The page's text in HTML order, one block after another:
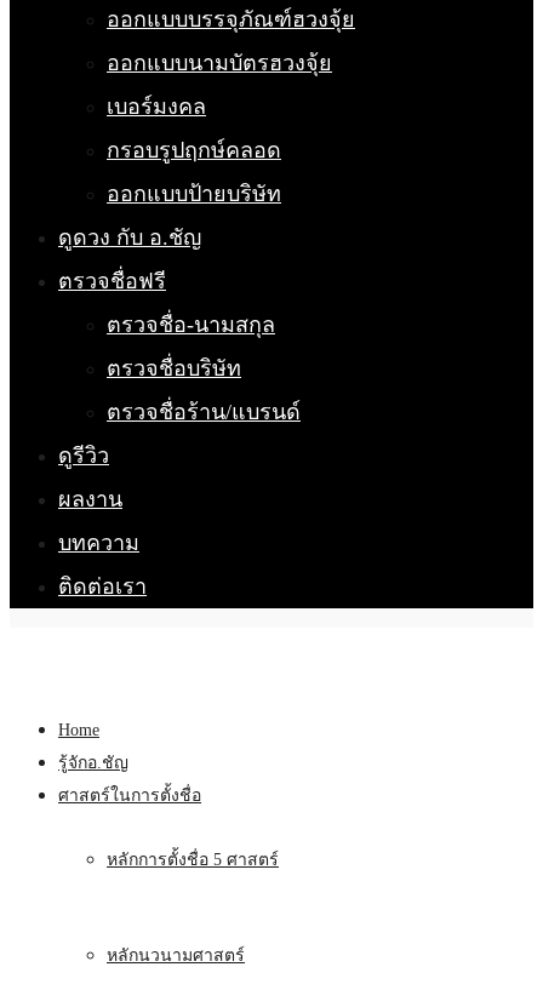
ออกแบบบรรจุภัณฑ์ฮวงจุ้ย
ออกแบบนามบัตรฮวงจุ้ย
เบอร์มงคล
กรอบรูปฤกษ์คลอด
ออกแบบป้ายบริษัท
ดูดวง กับ อ.ชัญ
ตรวจชื่อฟรี
ตรวจชื่อ-นามสกุล
ตรวจชื่อบริษัท
ตรวจชื่อร้าน/แบรนด์
ดูรีวิว
ผลงาน
บทความ
ติดต่อเรา
Home
รู้จักอ.ชัญ
ศาสตร์ในการตั้งชื่อ
หลักการตั้งชื่อ 5 ศาสตร์
หลักนวนามศาสตร์